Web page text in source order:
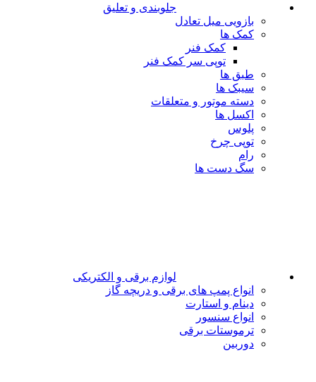
جلوبندی و تعلیق
بازویی میل تعادل
کمک ها
کمک فنر
توپی سر کمک فنر
طبق ها
سیبک ها
دسته موتور و متعلقات
اکسل ها
پلوس
توپی چرخ
رام
سگ دست ها
لوازم برقی و الکتریکی
انواع پمپ های برقی و دریچه گاز
دینام و استارت
انواع سنسور
ترموستات برقی
دوربین